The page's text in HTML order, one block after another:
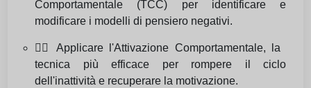
Comportamentale (TCC) per identificare e
modificare i modelli di pensiero negativi.
🏃‍♂️ Applicare l'Attivazione Comportamentale, la
tecnica più efficace per rompere il ciclo
dell'inattività e recuperare la motivazione.